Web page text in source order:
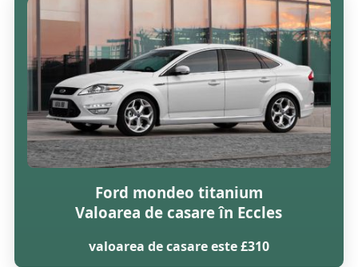
Ford mondeo titanium
Valoarea de casare în Eccles
valoarea de casare este £310